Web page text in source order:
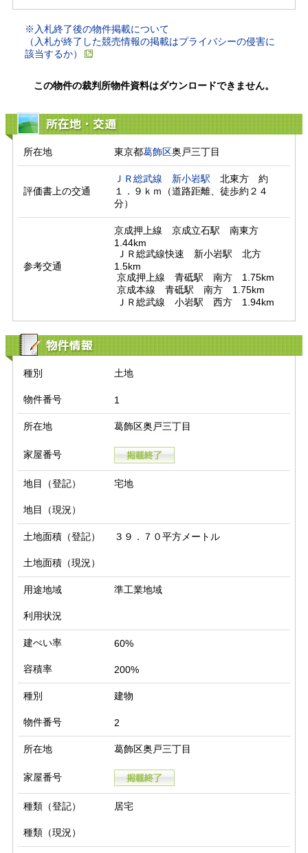
※入札終了後の物件掲載について
（入札が終了した競売情報の掲載はプライバシーの侵害に
該当するか）
この物件の裁判所物件資料はダウンロードできません。
所在地・交通
所在地 東京都葛飾区奥戸三丁目
評価書上の交通
ＪＲ総武線 新小岩駅 北東方　約
１．９ｋｍ（道路距離、徒歩約２４
分）
参考交通
京成押上線　京成立石駅　南東方
1.44km
1.5km
ＪＲ総武線　小岩駅　西方　1.94km
物件情報
種別 土地
物件番号 1
所在地 葛飾区奥戸三丁目
家屋番号
地目（登記） 宅地
地目（現況）
土地面積（登記） ３９．７０平方メートル
土地面積（現況）
用途地域 準工業地域
利用状況
建ぺい率 60%
容積率 200%
種別 建物
物件番号 2
所在地 葛飾区奥戸三丁目
家屋番号
種類（登記） 居宅
種類（現況）